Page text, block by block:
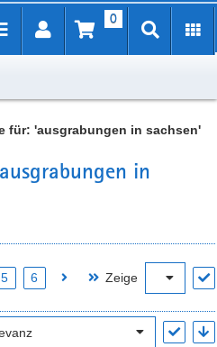
0
für: 'ausgrabungen in sachsen'
in
5 6 Zeige